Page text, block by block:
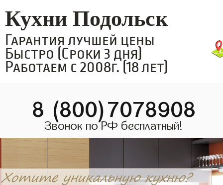
Кухни Подольск
Гарантия лучшей цены
Быстро (Сроки 3 дня)
Работаем с 2008г. (18 лет)
8 (800)7078908
Звонок по РФ бесплатный!